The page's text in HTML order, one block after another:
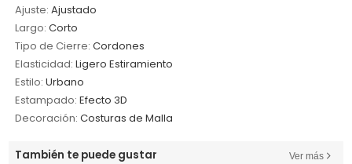
Ajuste: Ajustado
Largo: Corto
Tipo de Cierre: Cordones
Elasticidad: Ligero Estiramiento
Estilo: Urbano
Estampado: Efecto 3D
Decoración: Costuras de Malla
También te puede gustar Ver más